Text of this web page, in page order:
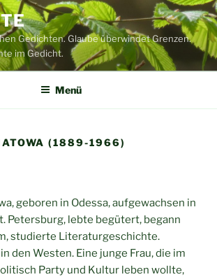
Gedichten. Glaube überwindet Grenzen.
im Gedicht.
Menü
(1889-1966)
geboren in Odessa, aufgewachsen in
Petersburg, lebte begütert, begann
studierte Literaturgeschichte.
den Westen. Eine junge Frau, die im
Party und Kultur leben wollte,